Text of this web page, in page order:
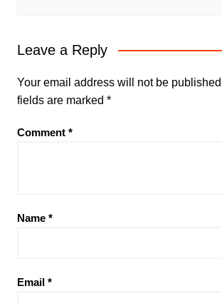
Leave a Reply
Your email address will not be
fields are marked *
Comment *
Name *
Email *